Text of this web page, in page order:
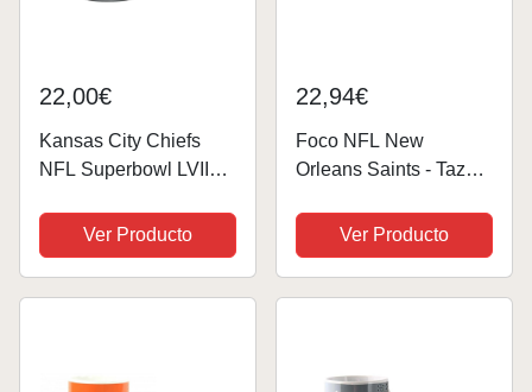
22,00€
Kansas City Chiefs
NFL Superbowl LVII
Ver Producto
22,94€
Foco NFL New
Orleans Saints - Taza
Ver Producto